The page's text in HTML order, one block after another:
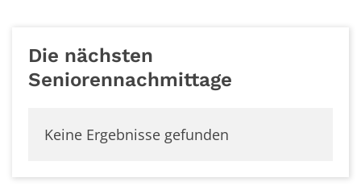
Die nächsten
Seniorennachmittage
Keine Ergebnisse gefunden